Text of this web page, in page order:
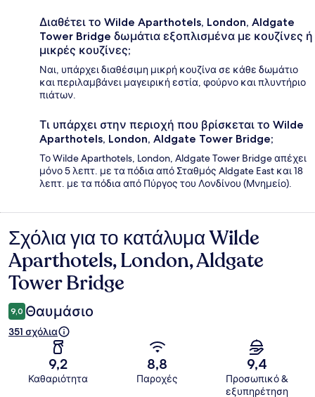
Διαθέτει το Wilde Aparthotels, London, Aldgate
Tower Bridge δωμάτια εξοπλισμένα με κουζίνες ή
μικρές κουζίνες;
Ναι, υπάρχει διαθέσιμη μικρή κουζίνα σε κάθε δωμάτιο
και περιλαμβάνει μαγειρική εστία, φούρνο και πλυντήριο
πιάτων.
Τι υπάρχει στην περιοχή που βρίσκεται το Wilde
Aparthotels, London, Aldgate Tower Bridge;
Το Wilde Aparthotels, London, Aldgate Tower Bridge απέχει
μόνο 5 λεπτ. με τα πόδια από Σταθμός Aldgate East και 18
λεπτ. με τα πόδια από Πύργος του Λονδίνου (Μνημείο).
Σχόλια
Σχόλια για το κατάλυμα Wilde
Aparthotels, London, Aldgate
Tower Bridge
9,0 Θαυμάσιο
351 σχόλια
9,2
Καθαριότητα
8,8
Παροχές
9,4
Προσωπικό &
εξυπηρέτηση